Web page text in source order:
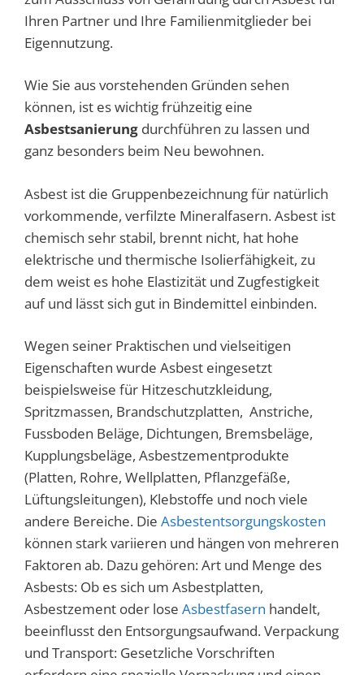
Ihren Partner und Ihre Familienmitglieder bei
Eigennutzung.
Wie Sie aus vorstehenden Gründen sehen
können, ist es wichtig frühzeitig eine
Asbestsanierung durchführen zu lassen und
ganz besonders beim Neu bewohnen.
Asbest ist die Gruppenbezeichnung für natürlich
vorkommende, verfilzte Mineralfasern. Asbest ist
chemisch sehr stabil, brennt nicht, hat hohe
elektrische und thermische Isolierfähigkeit, zu
dem weist es hohe Elastizität und Zugfestigkeit
auf und lässt sich gut in Bindemittel einbinden.
Wegen seiner Praktischen und vielseitigen
Eigenschaften wurde Asbest eingesetzt
beispielsweise für Hitzeschutzkleidung,
Spritzmassen, Brandschutzplatten, Anstriche,
Fussboden Beläge, Dichtungen, Bremsbeläge,
Kupplungsbeläge, Asbestzementprodukte
(Platten, Rohre, Wellplatten, Pflanzgefäße,
Lüftungsleitungen), Klebstoffe und noch viele
andere Bereiche. Die Asbestentsorgungskosten
können stark variieren und hängen von mehreren
Faktoren ab. Dazu gehören: Art und Menge des
Asbests: Ob es sich um Asbestplatten,
Asbestzement oder lose Asbestfasern handelt,
beeinflusst den Entsorgungsaufwand. Verpackung
und Transport: Gesetzliche Vorschriften